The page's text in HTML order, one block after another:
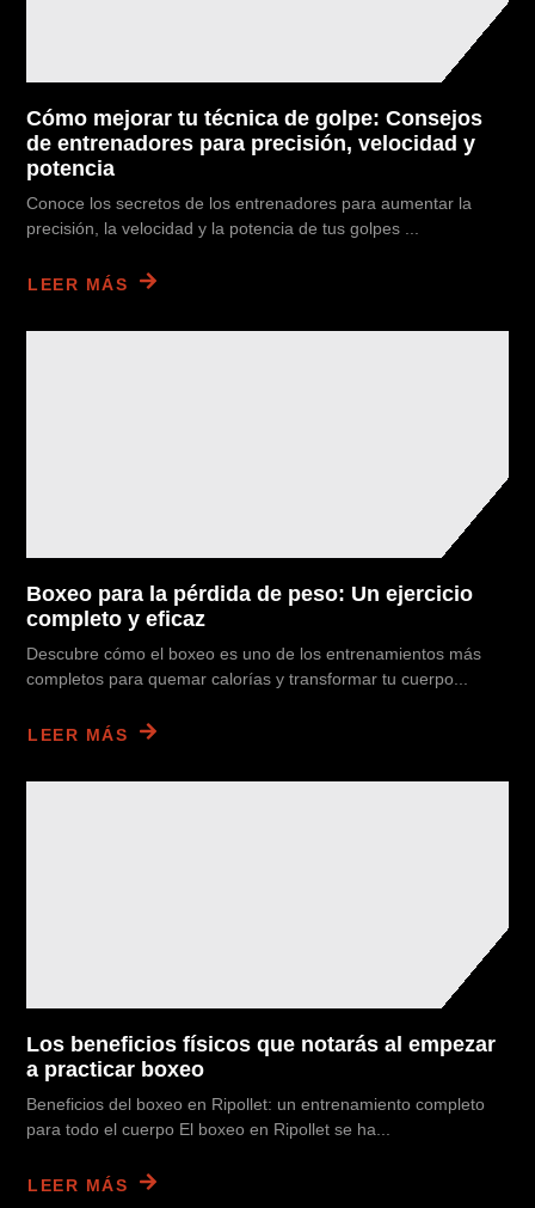
Cómo mejorar tu técnica de golpe: Consejos
de entrenadores para precisión, velocidad y
potencia
Conoce los secretos de los entrenadores para aumentar la
precisión, la velocidad y la potencia de tus golpes ...
LEER MÁS
Boxeo para la pérdida de peso: Un ejercicio
completo y eficaz
Descubre cómo el boxeo es uno de los entrenamientos más
completos para quemar calorías y transformar tu cuerpo...
LEER MÁS
Los beneficios físicos que notarás al empezar
a practicar boxeo
Beneficios del boxeo en Ripollet: un entrenamiento completo
para todo el cuerpo El boxeo en Ripollet se ha...
LEER MÁS